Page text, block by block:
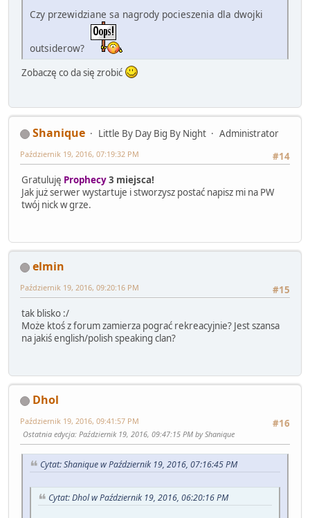
Czy przewidziane sa nagrody pocieszenia dla dwojki
outsiderow?
Zobaczę co da się zrobić
Shanique Little By Day Big By Night
Administrator
#14
Październik 19, 2016, 07:19:32 PM
Gratuluję Prophecy3 miejsca!
Jak już serwer wystartuje i stworzysz postać napisz mi na PW
twój nick w grze.
elmin
#15
Październik 19, 2016, 09:20:16 PM
tak blisko :/
Może ktoś z forum zamierza pograć rekreacyjnie? Jest szansa
na jakiś english/polish speaking clan?
Dhol
#16
Październik 19, 2016, 09:41:57 PM
Ostatnia edycja: Październik 19, 2016, 09:47:15 PM by Shanique
Cytat: Shanique w Październik 19, 2016, 07:16:45 PM
Cytat: Dhol w Październik 19, 2016, 06:20:16 PM